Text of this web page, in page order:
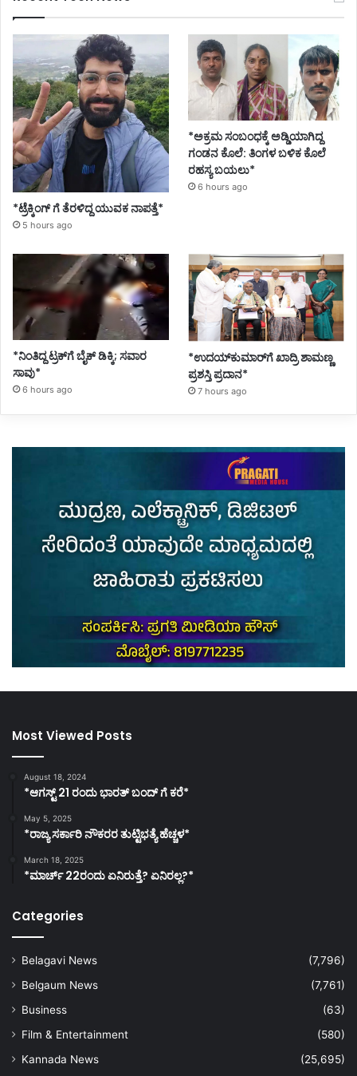
*ಟ್ರೆಕ್ಕಿಂಗ್ ಗೆ ತೆರಳಿದ್ದ ಯುವಕ ನಾಪತ್ತೆ*
5 hours ago
*ಅಕ್ರಮ ಸಂಬಂಧಕ್ಕೆ ಅಡ್ಡಿಯಾಗಿದ್ದ
ಗಂಡನ ಕೊಲೆ: ತಿಂಗಳ ಬಳಿಕ ಕೊಲೆ
ರಹಸ್ಯ ಬಯಲು*
6 hours ago
*ನಿಂತಿದ್ದ ಟ್ರಕ್‌ಗೆ ಬೈಕ್ ಡಿಕ್ಕಿ; ಸವಾರ
ಸಾವು*
6 hours ago
*ಉದಯ್‌ಕುಮಾರ್‌ಗೆ ಖಾದ್ರಿ ಶಾಮಣ್ಣ
ಪ್ರಶಸ್ತಿ ಪ್ರದಾನ*
7 hours ago
Most Viewed Posts
August 18, 2024
*ಆಗಸ್ಟ್ 21 ರಂದು ಭಾರತ್‌ ಬಂದ್‌ ಗೆ ಕರೆ*
May 5, 2025
*ರಾಜ್ಯ ಸರ್ಕಾರಿ ನೌಕರರ ತುಟ್ಟಿಭತ್ಯೆ ಹೆಚ್ಚಳ*
March 18, 2025
*ಮಾರ್ಚ್ 22ರಂದು ಏನಿರುತ್ತೆ? ಏನಿರಲ್ಲ?*
Categories
Belagavi News
(7,796)
Belgaum News
(7,761)
Business
(63)
Film & Entertainment
(580)
Kannada News
(25,695)